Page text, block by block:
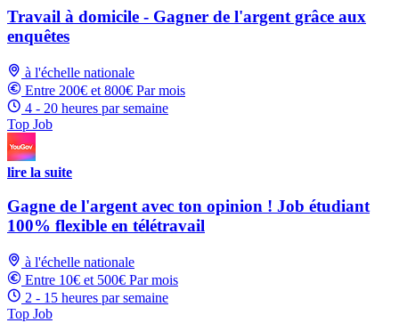
Travail à domicile - Gagner de l'argent grâce aux
enquêtes
à l'échelle nationale
Entre 200€ et 800€ Par mois
4 - 20 heures par semaine
Top Job
lire la suite
Gagne de l'argent avec ton opinion ! Job étudiant
100% flexible en télétravail
à l'échelle nationale
Entre 10€ et 500€ Par mois
2 - 15 heures par semaine
Top Job